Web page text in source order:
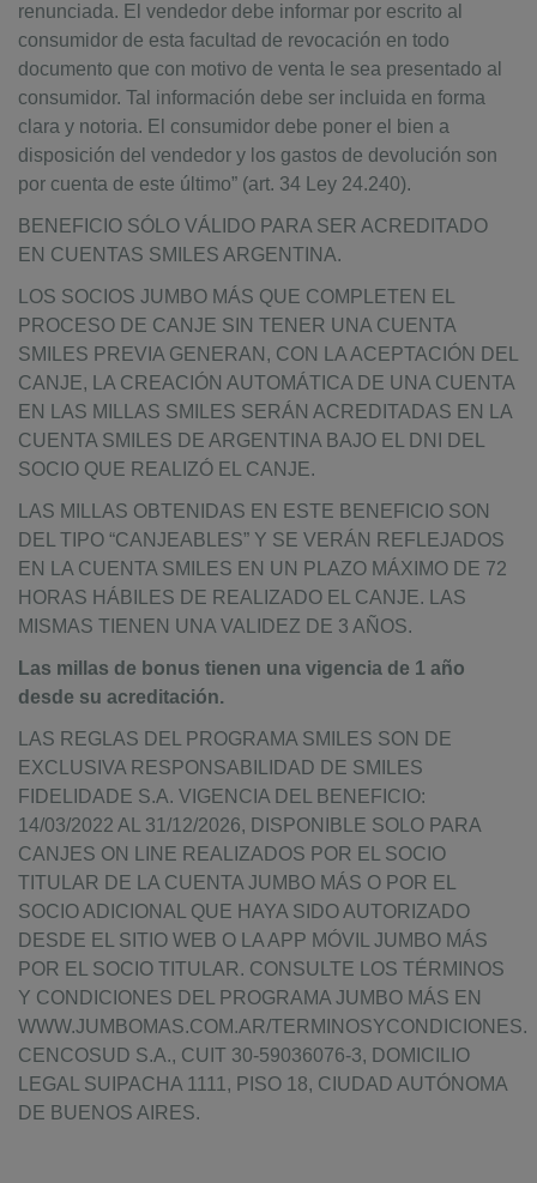
renunciada. El vendedor debe informar por escrito al
consumidor de esta facultad de revocación en todo
documento que con motivo de venta le sea presentado al
consumidor. Tal información debe ser incluida en forma
clara y notoria. El consumidor debe poner el bien a
disposición del vendedor y los gastos de devolución son
por cuenta de este último” (art. 34 Ley 24.240).
BENEFICIO SÓLO VÁLIDO PARA SER ACREDITADO
EN CUENTAS SMILES ARGENTINA.
LOS SOCIOS JUMBO MÁS QUE COMPLETEN EL
PROCESO DE CANJE SIN TENER UNA CUENTA
SMILES PREVIA GENERAN, CON LA ACEPTACIÓN DEL
CANJE, LA CREACIÓN AUTOMÁTICA DE UNA CUENTA
EN LAS MILLAS SMILES SERÁN ACREDITADAS EN LA
CUENTA SMILES DE ARGENTINA BAJO EL DNI DEL
SOCIO QUE REALIZÓ EL CANJE.
LAS MILLAS OBTENIDAS EN ESTE BENEFICIO SON
DEL TIPO “CANJEABLES” Y SE VERÁN REFLEJADOS
EN LA CUENTA SMILES EN UN PLAZO MÁXIMO DE 72
HORAS HÁBILES DE REALIZADO EL CANJE. LAS
MISMAS TIENEN UNA VALIDEZ DE 3 AÑOS.
Las millas de bonus tienen una vigencia de 1 año
desde su acreditación.
LAS REGLAS DEL PROGRAMA SMILES SON DE
EXCLUSIVA RESPONSABILIDAD DE SMILES
FIDELIDADE S.A. VIGENCIA DEL BENEFICIO:
14/03/2022 AL 31/12/2026, DISPONIBLE SOLO PARA
CANJES ON LINE REALIZADOS POR EL SOCIO
TITULAR DE LA CUENTA JUMBO MÁS O POR EL
SOCIO ADICIONAL QUE HAYA SIDO AUTORIZADO
DESDE EL SITIO WEB O LA APP MÓVIL JUMBO MÁS
POR EL SOCIO TITULAR. CONSULTE LOS TÉRMINOS
Y CONDICIONES DEL PROGRAMA JUMBO MÁS EN
WWW.JUMBOMAS.COM.AR/TERMINOSYCONDICIONES.
CENCOSUD S.A., CUIT 30-59036076-3, DOMICILIO
LEGAL SUIPACHA 1111, PISO 18, CIUDAD AUTÓNOMA
DE BUENOS AIRES.